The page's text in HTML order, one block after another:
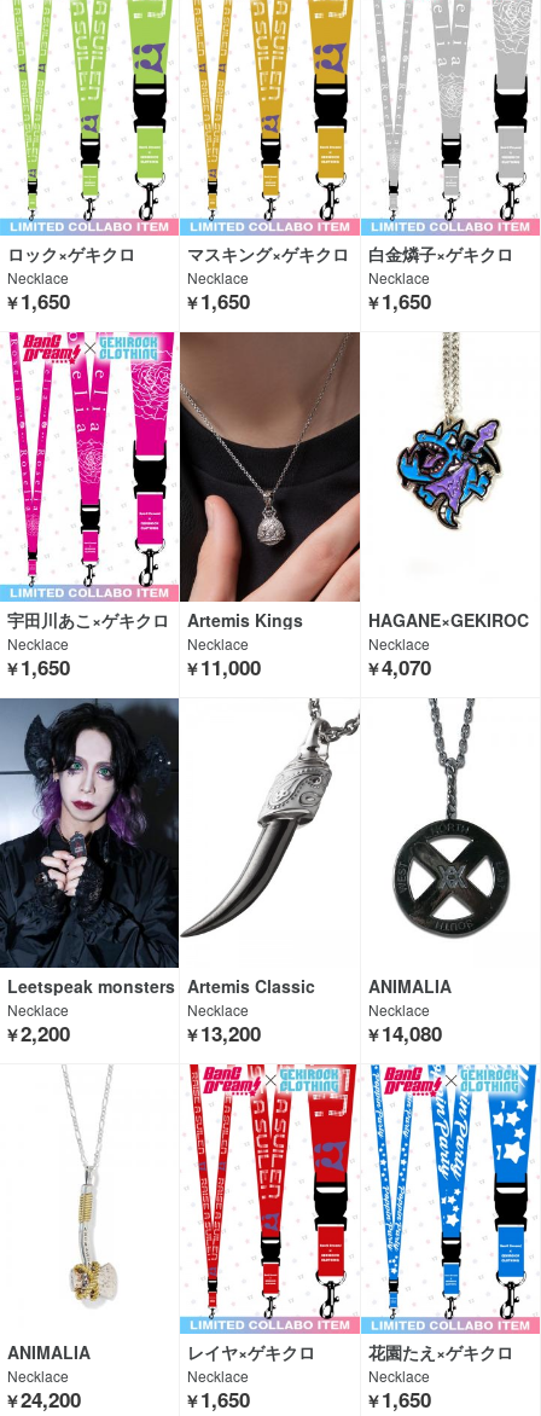
ロック×ゲキクロ
Necklace
￥1,650
マスキング×ゲキクロ
Necklace
￥1,650
白金燐子×ゲキクロ
Necklace
￥1,650
宇田川あこ×ゲキクロ
Necklace
￥1,650
Artemis Kings
Necklace
￥11,000
HAGANE×GEKIROC
K CLOTHING×HYPE
R CORE
Necklace
￥4,070
Leetspeak monsters
×GEKIROCK CLOTHI
NG
Necklace
￥2,200
Artemis Classic
Necklace
￥13,200
ANIMALIA
Necklace
￥14,080
ANIMALIA
Necklace
￥24,200
レイヤ×ゲキクロ
Necklace
￥1,650
花園たえ×ゲキクロ
Necklace
￥1,650